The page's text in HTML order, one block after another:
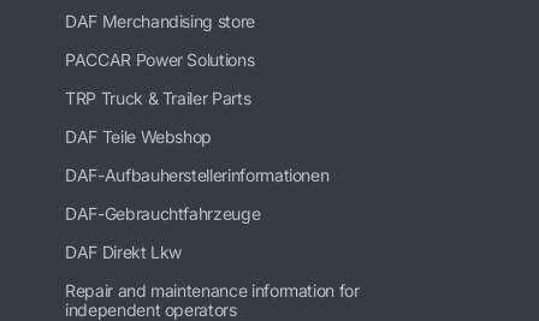
DAF Merchandising store
PACCAR Power Solutions
TRP Truck & Trailer Parts
DAF Teile Webshop
DAF-Aufbauherstellerinformationen
DAF-Gebrauchtfahrzeuge
DAF Direkt Lkw
Repair and maintenance information for
independent operators